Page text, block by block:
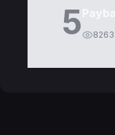
5 8263